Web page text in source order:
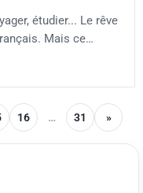
étudier... Le rêve
Mais ce…
16 … 31 »